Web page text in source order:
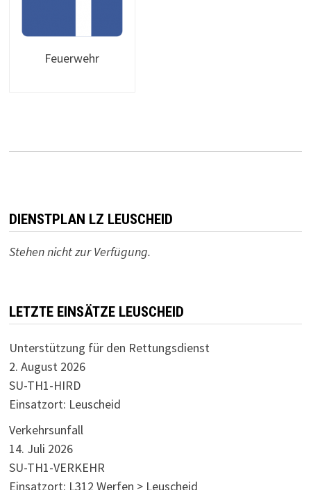
Feuerwehr
DIENSTPLAN LZ LEUSCHEID
Stehen nicht zur Verfügung.
LETZTE EINSÄTZE LEUSCHEID
Unterstützung für den Rettungsdienst
2. August 2026
SU-TH1-HIRD
Einsatzort: Leuscheid
Verkehrsunfall
14. Juli 2026
SU-TH1-VERKEHR
Einsatzort: L312 Werfen > Leuscheid